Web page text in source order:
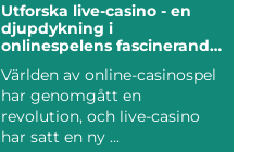
Utforska live-casino - en
djupdykning i
onlinespelens fascinerande
Världen av online-casinospel
har genomgått en
revolution, och live-casino
har satt en ny ...